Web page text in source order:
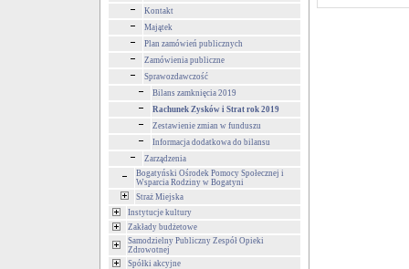
Kontakt
Majątek
Plan zamówień publicznych
Zamówienia publiczne
Sprawozdawczość
Bilans zamknięcia 2019
Rachunek Zysków i Strat rok 2019
Zestawienie zmian w funduszu
Informacja dodatkowa do bilansu
Zarządzenia
Bogatyński Ośrodek Pomocy Społecznej i
Wsparcia Rodziny w Bogatyni
Straż Miejska
Instytucje kultury
Zakłady budżetowe
Samodzielny Publiczny Zespół Opieki
Zdrowotnej
Spółki akcyjne